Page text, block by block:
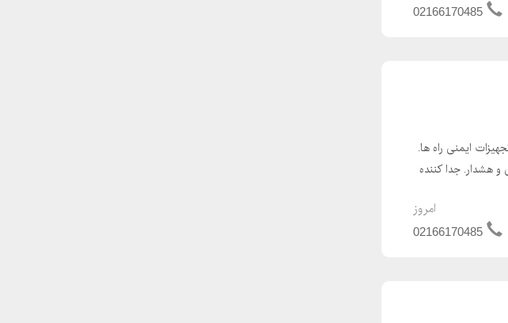
02166170485
ایمنی راه ها.
و هشدار. جدا کننده
امروز
02166170485